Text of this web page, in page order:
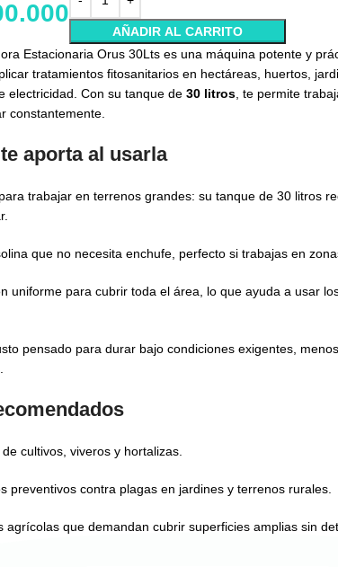
AÑADIR AL CARRITO
Estacionaria Orus 30Lts es una máquina potente y
tratamientos fitosanitarios en hectáreas, huertos,
electricidad. Con su tanque de30 litros , te permite
constantemente.
aporta al usarla
trabajar en terrenos grandes: su tanque de 30 litros
que no necesita enchufe, perfecto si trabajas en
uniforme para cubrir toda el área, lo que ayuda a usar
pensado para durar bajo condiciones exigentes,
cultivos, viveros y hortalizas.
preventivos contra plagas en jardines y terrenos rurales.
agrícolas que demandan cubrir superficies amplias sin